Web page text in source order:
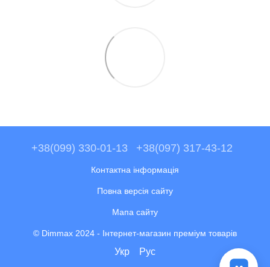
+38(099) 330-01-13 +38(097) 317-43-12
Контактна інформація
Повна версія сайту
Мапа сайту
© Dimmax 2024 - Інтернет-магазин преміум товарів
Укр Рус